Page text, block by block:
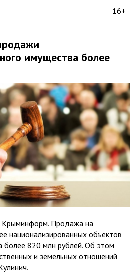
16+
имущества более
Крыминформ. Продажа на
национализированных объектов
820 млн рублей. Об этом
и земельных отношений